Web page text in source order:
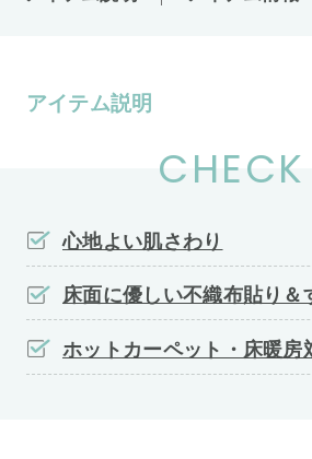
アイテム説明
心地よい肌さわり
床面に優しい不織布貼り＆
ホットカーペット・床暖房